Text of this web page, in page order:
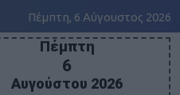
Πέμπτη, 6 Αύγουστος 2026
Πέμπτη
6
Αυγούστου 2026